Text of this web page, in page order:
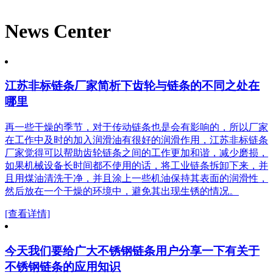
News Center
江苏非标链条厂家简析下齿轮与链条的不同之处在
哪里
再一些干燥的季节，对于传动链条也是会有影响的，所以厂家
在工作中及时的加入润滑油有很好的润滑作用，江苏非标链条
厂家觉得可以帮助齿轮链条之间的工作更加和谐，减少磨损，
如果机械设备长时间都不使用的话，将工业链条拆卸下来，并
且用煤油清洗干净，并且涂上一些机油保持其表面的润滑性，
然后放在一个干燥的环境中，避免其出现生锈的情况。
[查看详情]
今天我们要给广大不锈钢链条用户分享一下有关于
不锈钢链条的应用知识